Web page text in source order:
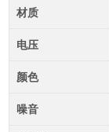
材质
电压
颜色
噪音